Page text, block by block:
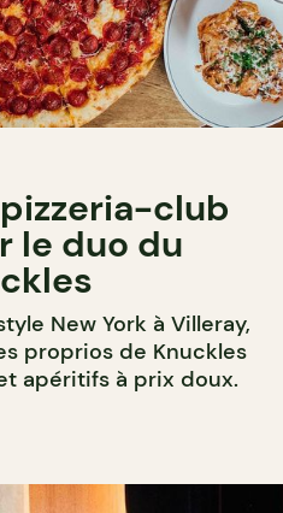
pizzeria-club
le duo du
New York à Villeray,
proprios de Knuckles
apéritifs à prix doux.